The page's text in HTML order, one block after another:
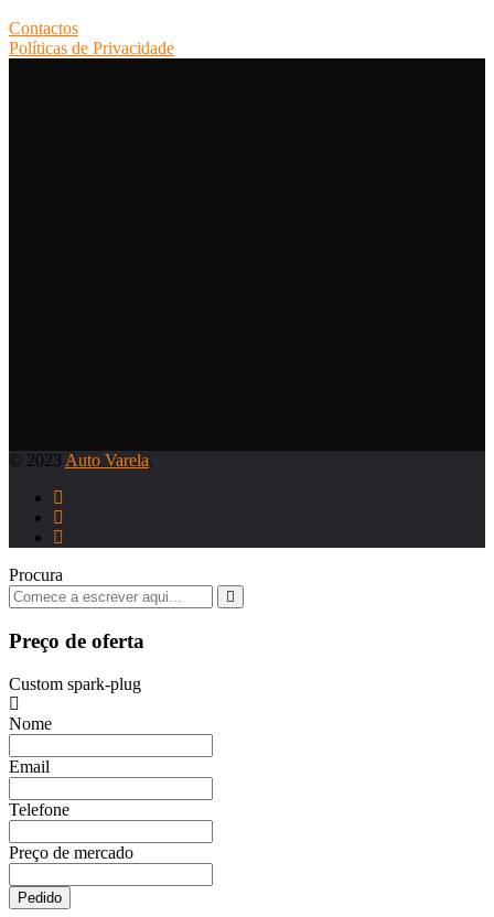
Contactos
Políticas de Privacidade
© 2023 Auto Varela.
Procura
Preço de oferta
Custom spark-plug
Nome
Email
Telefone
Preço de mercado
Pedido